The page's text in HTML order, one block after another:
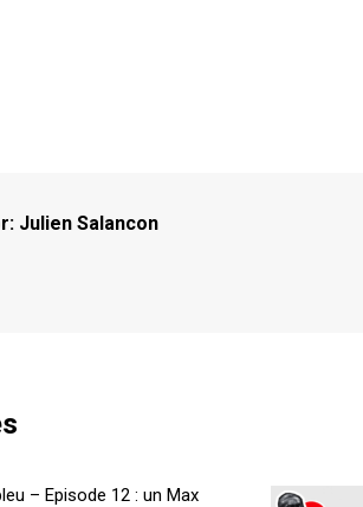
Julien Salancon
– Episode 12 : un Max